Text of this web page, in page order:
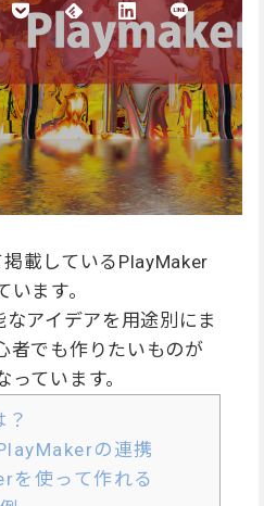
載しているPlayMaker
ます。
アイデアを用途別にま
者でも作りたいものが
ています。
の連携
を使って作れる